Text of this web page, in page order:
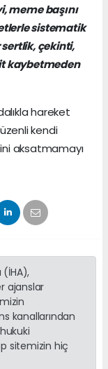
meme başını
sistematik
çekinti,
kaybetmeden
hareket
kendi
aksatmamayı
(İHA),
ajanslar
kanallarından
sitemizin hiç